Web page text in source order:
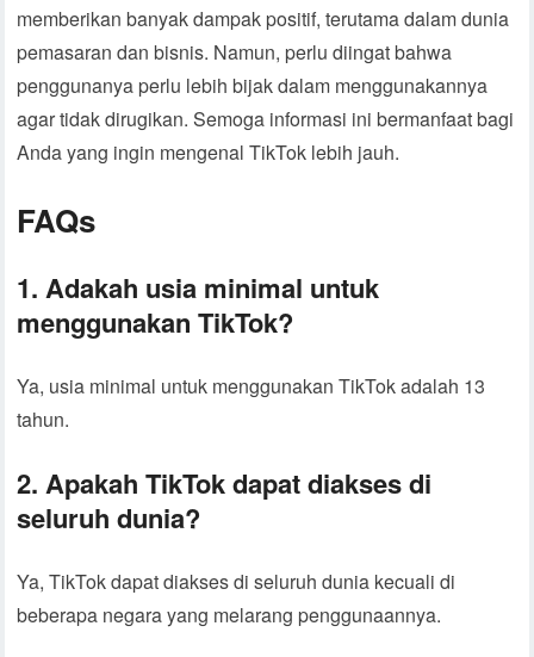
memberikan banyak dampak positif, terutama dalam dunia
pemasaran dan bisnis. Namun, perlu diingat bahwa
penggunanya perlu lebih bijak dalam menggunakannya
agar tidak dirugikan. Semoga informasi ini bermanfaat bagi
Anda yang ingin mengenal TikTok lebih jauh.
FAQs
1. Adakah usia minimal untuk
menggunakan TikTok?
Ya, usia minimal untuk menggunakan TikTok adalah 13
tahun.
2. Apakah TikTok dapat diakses di
seluruh dunia?
Ya, TikTok dapat diakses di seluruh dunia kecuali di
beberapa negara yang melarang penggunaannya.